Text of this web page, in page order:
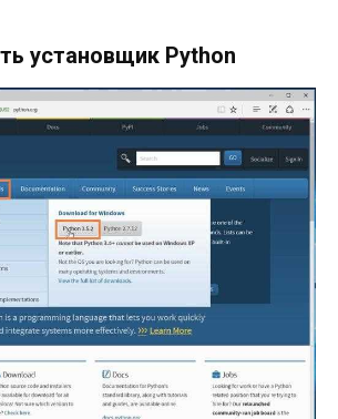
установщик Python